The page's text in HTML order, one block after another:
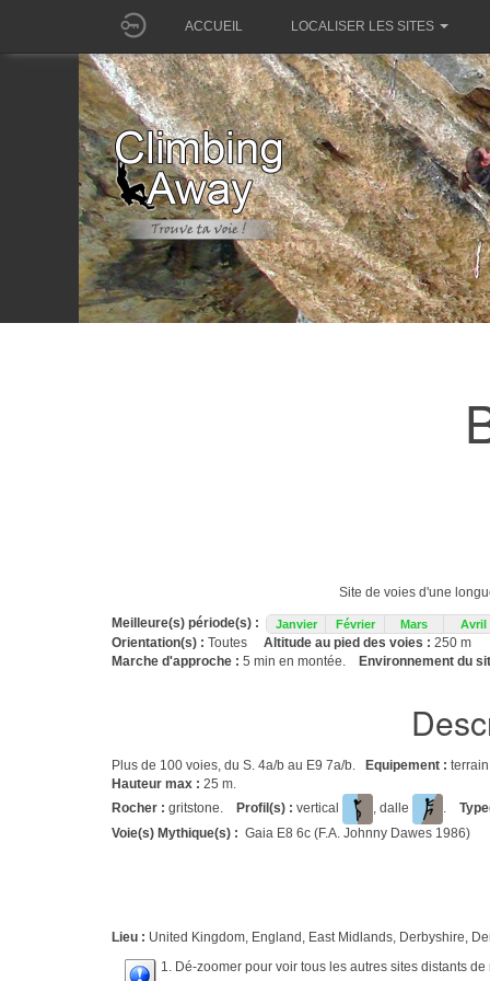
ACCUEIL LOCALISER LES SITES
Site de voies d'une
Meilleure(s) période(s) : Janvier Février Mars Avril
Orientation(s) : Toutes Altitude au pied des voies : 250 m
Marche d'approche : 5 min en montée. Environnement du
Plus de 100 voies, du S. 4a/b au E9 7a/b. Equipement :
Hauteur max : 25 m.
Rocher : gritstone. Profil(s) : vertical , dalle .
Voie(s) Mythique(s) : Gaia E8 6c (F.A. Johnny Dawes 1986)
Lieu : United Kingdom, England, East Midlands, Derbyshire,
1. Dé-zoomer pour voir tous les autres sites distants